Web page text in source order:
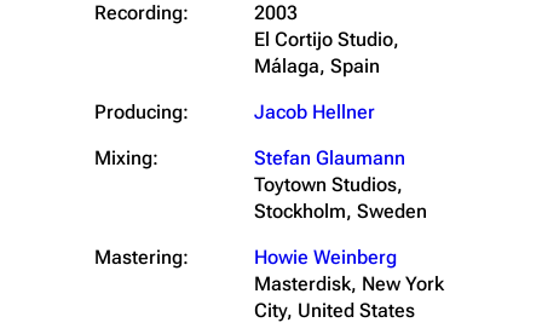
Recording:
2003
El Cortijo Studio,
Málaga, Spain
Producing:
Jacob Hellner
Mixing:
Stefan Glaumann
Toytown Studios,
Stockholm, Sweden
Mastering:
Howie Weinberg
Masterdisk, New York
City, United States